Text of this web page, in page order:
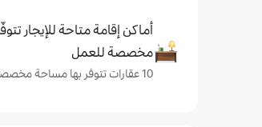
أماكن إقامة متاحة للإيجار
مخصصة للعمل
10 عقارات تتوفر بها مساحة مخصصة للعمل